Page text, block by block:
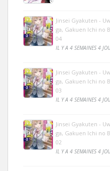
Jinsei Gyakuten -
ga, Gakuen Ichi no
04
IL Y A 4 SEMAINES 4
Jinsei Gyakuten -
ga, Gakuen Ichi no
03
IL Y A 4 SEMAINES 4
Jinsei Gyakuten -
ga, Gakuen Ichi no
02
IL Y A 4 SEMAINES 4